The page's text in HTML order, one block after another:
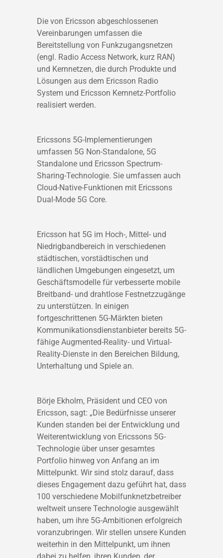
Die von Ericsson abgeschlossenen
Vereinbarungen umfassen die
Bereitstellung von Funkzugangsnetzen
(engl. Radio Access Network, kurz RAN)
und Kernnetzen, die durch Produkte und
Lösungen aus dem Ericsson Radio
System und Ericsson Kernnetz-Portfolio
realisiert werden.
Ericssons 5G-Implementierungen
umfassen 5G Non-Standalone, 5G
Standalone und Ericsson Spectrum-
Sharing-Technologie. Sie umfassen auch
Cloud-Native-Funktionen mit Ericssons
Dual-Mode 5G Core.
Ericsson hat 5G im Hoch-, Mittel- und
Niedrigbandbereich in verschiedenen
städtischen, vorstädtischen und
ländlichen Umgebungen eingesetzt, um
Geschäftsmodelle für verbesserte mobile
Breitband- und drahtlose Festnetzzugänge
zu unterstützen. In einigen
fortgeschrittenen 5G-Märkten bieten
Kommunikationsdienstanbieter bereits 5G-
fähige Augmented-Reality- und Virtual-
Reality-Dienste in den Bereichen Bildung,
Unterhaltung und Spiele an.
Börje Ekholm, Präsident und CEO von
Ericsson, sagt: „Die Bedürfnisse unserer
Kunden standen bei der Entwicklung und
Weiterentwicklung von Ericssons 5G-
Technologie über unser gesamtes
Portfolio hinweg von Anfang an im
Mittelpunkt. Wir sind stolz darauf, dass
dieses Engagement dazu geführt hat, dass
100 verschiedene Mobilfunknetzbetreiber
weltweit unsere Technologie ausgewählt
haben, um ihre 5G-Ambitionen erfolgreich
voranzubringen. Wir stellen unsere Kunden
weiterhin in den Mittelpunkt, um ihnen